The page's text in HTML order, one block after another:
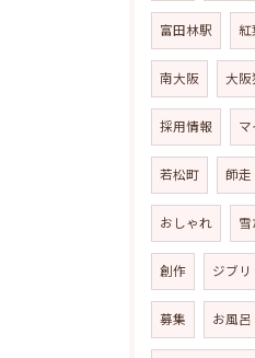
富田林駅 紅
南大阪 大阪
採用情報 マ
若松町 師走
おしゃれ 雪
創作 ジブリ
募集 お風呂